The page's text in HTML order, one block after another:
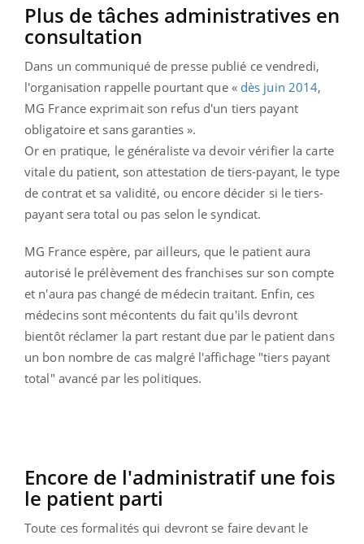
Plus de tâches administratives en
consultation
Dans un communiqué de presse publié ce vendredi,
l'organisation rappelle pourtant que « dès juin 2014,
MG France exprimait son refus d'un tiers payant
obligatoire et sans garanties ».
Or en pratique, le généraliste va devoir vérifier la carte
vitale du patient, son attestation de tiers-payant, le type
de contrat et sa validité, ou encore décider si le tiers-
payant sera total ou pas selon le syndicat.
MG France espère, par ailleurs, que le patient aura
autorisé le prélèvement des franchises sur son compte
et n'aura pas changé de médecin traitant. Enfin, ces
médecins sont mécontents du fait qu'ils devront
bientôt réclamer la part restant due par le patient dans
un bon nombre de cas malgré l'affichage "tiers payant
total" avancé par les politiques.
Encore de l'administratif une fois
le patient parti
Toute ces formalités qui devront se faire devant le